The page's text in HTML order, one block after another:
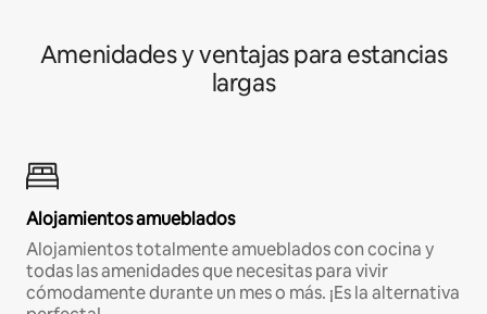
Amenidades y ventajas para estancias
largas
Alojamientos amueblados
Alojamientos totalmente amueblados con cocina y
todas las amenidades que necesitas para vivir
cómodamente durante un mes o más. ¡Es la alternativa